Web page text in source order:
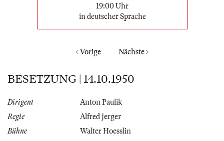
19:00 Uhr
in deutscher Sprache
Vorige Nächste
BESETZUNG | 14.10.1950
Dirigent
Anton Paulik
Regie
Alfred Jerger
Bühne
Walter Hoesslin